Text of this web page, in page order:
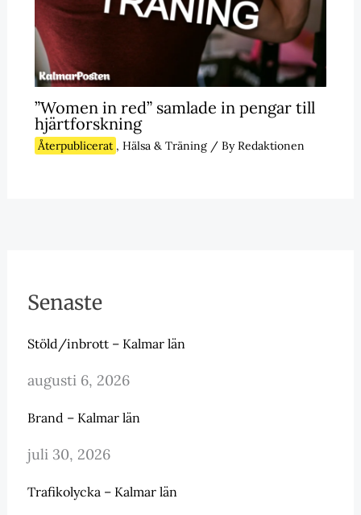
”Women in red” samlade in pengar till
hjärtforskning
Återpublicerat , Hälsa & Träning/ ByRedaktionen
Senaste
Stöld/inbrott – Kalmar län
augusti 6, 2026
Brand – Kalmar län
juli 30, 2026
Trafikolycka – Kalmar län